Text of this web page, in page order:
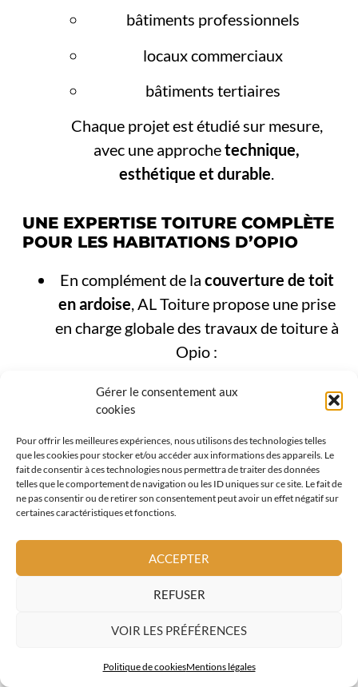
Gérer le consentement aux
cookies
Pour offrir les meilleures expériences, nous utilisons des technologies telles
que les cookies pour stocker et/ou accéder aux informations des appareils. Le
fait de consentir à ces technologies nous permettra de traiter des données
telles que le comportement de navigation ou les ID uniques sur ce site. Le fait de
ne pas consentir ou de retirer son consentement peut avoir un effet négatif sur
certaines caractéristiques et fonctions.
ACCEPTER
REFUSER
VOIR LES PRÉFÉRENCES
Politique de cookiesMentions légales
bâtiments professionnels
locaux commerciaux
bâtiments tertiaires
Chaque projet est étudié sur mesure,
avec une approchetechnique,
esthétique et durable.
UNE EXPERTISE TOITURE COMPLÈTE
POUR LES HABITATIONS D’OPIO
En complément de la couverture de toit
en ardoise, AL Toiture propose une prise
en charge globale des travaux de toiture à
Opio :
zinguerie et évacuation des eaux
étanchéité toiture
fenêtres de toit
couverture métallique
tuiles terre cuite
façades et bardages bois
Cette approche globale est
toiture doit rester performante tout en